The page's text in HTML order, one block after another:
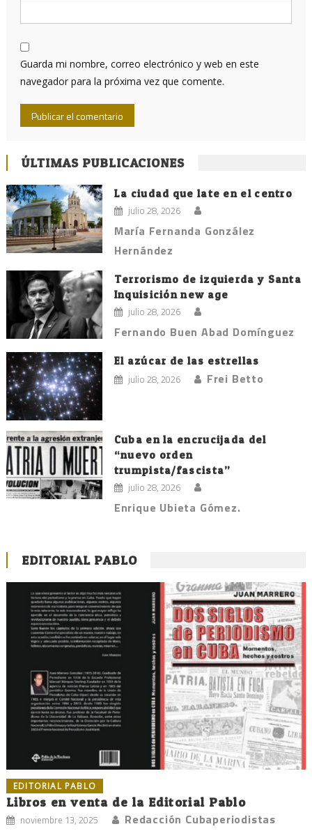
Guarda mi nombre, correo electrónico y web en este
navegador para la próxima vez que comente.
ÚLTIMAS PUBLICACIONES
La ciudad que late en el centro
julio 28, 2026
María Fernanda González
Hernández
Terrorismo de izquierda y Santa
Inquisición new age
julio 28, 2026
Fernando Buen Abad Domínguez
El azúcar de las estrellas
julio 28, 2026 Frei Betto
Cuba en la encrucijada del
“nuevo orden
trumpista/fascista”
julio 28, 2026
Enrique Ubieta Gómez.
EDITORIAL PABLO
EDITORIAL PABLO
Libros en venta de la Editorial Pablo
noviembre 13, 2025 Redacción Cubaperiodistas